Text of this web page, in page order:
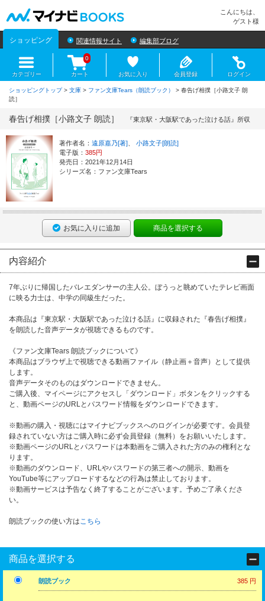
こんにちは、
ゲスト様
ショッピング 関連情報サイト 編集部ブログ
カテゴリー カート
0
お気に入り 会員登録 ログイン
ショッピングトップ> 文庫 > ファン文庫Tears（朗読ブック）
> 春告げ相撲［小路文子 朗
読］
春告げ相撲［小路文子 朗読］ 『東京駅・大阪駅であった泣ける話』所収
著作者名： 遠原嘉乃[著]
小路文子[朗読]
電子版： 385円
発売日：2021年12月14日
シリーズ名：ファン文庫Tears
お気に入りに追加 商品を選択する
内容紹介
7年ぶりに帰国したバレエダンサーの主人公。ぼうっと眺めていたテレビ画面
に映る力士は、中学の同級生だった。
本商品は『東京駅・大阪駅であった泣ける話』に収録された『春告げ相撲』
を朗読した音声データが視聴できるものです。
《ファン文庫Tears 朗読ブックについて》
本商品はブラウザ上で視聴できる動画ファイル（静止画＋音声）として提供
します。
音声データそのものはダウンロードできません。
ご購入後、マイページにアクセスし「ダウンロード」ボタンをクリックする
と、動画ページのURLとパスワード情報をダウンロードできます。
※動画の購入・視聴にはマイナビブックスへのログインが必要です。会員登
録されていない方はご購入時に必ず会員登録（無料）をお願いいたします。
※動画ページのURLとパスワードは本動画をご購入された方のみの権利とな
ります。
※動画のダウンロード、URLやパスワードの第三者への開示、動画を
YouTube等にアップロードするなどの行為は禁止しております。
※動画サービスは予告なく終了することがございます。予めご了承くださ
い。
朗読ブックの使い方はこちら
商品を選択する
朗読ブック 385 円